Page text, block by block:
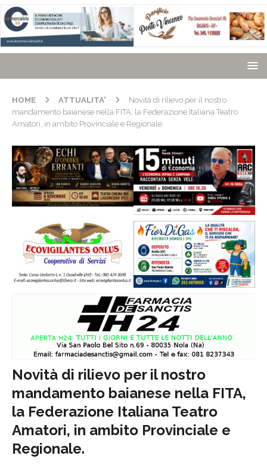
HOME ATTUALITA'
Novità di rilievo per il nostro
mandamento baianese nella FITA, la Federazione Italiana Teatro
Amatori, in ambito Provinciale e Regionale.
Novità di rilievo per il nostro
mandamento baianese nella FITA,
la Federazione Italiana Teatro
Amatori, in ambito Provinciale e
Regionale.